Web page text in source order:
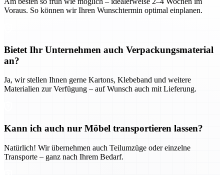
Voraus. So können wir Ihren Wunschtermin optimal einplanen.
Bietet Ihr Unternehmen auch Verpackungsmaterial
an?
Ja, wir stellen Ihnen gerne Kartons, Klebeband und weitere
Materialien zur Verfügung – auf Wunsch auch mit Lieferung.
Kann ich auch nur Möbel transportieren lassen?
Natürlich! Wir übernehmen auch Teilumzüge oder einzelne
Transporte – ganz nach Ihrem Bedarf.